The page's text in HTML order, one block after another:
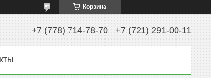
Корзина
+7 (778) 714-78-70 +7 (721) 291-00-11